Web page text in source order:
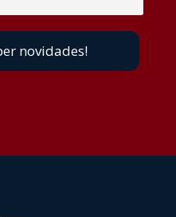
novidades!